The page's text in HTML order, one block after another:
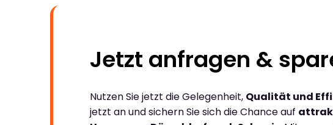
Jetzt anfragen &
Nutzen Sie jetzt die Gelegenheit, Qualität und
jetzt an und sichern Sie sich die Chance auf